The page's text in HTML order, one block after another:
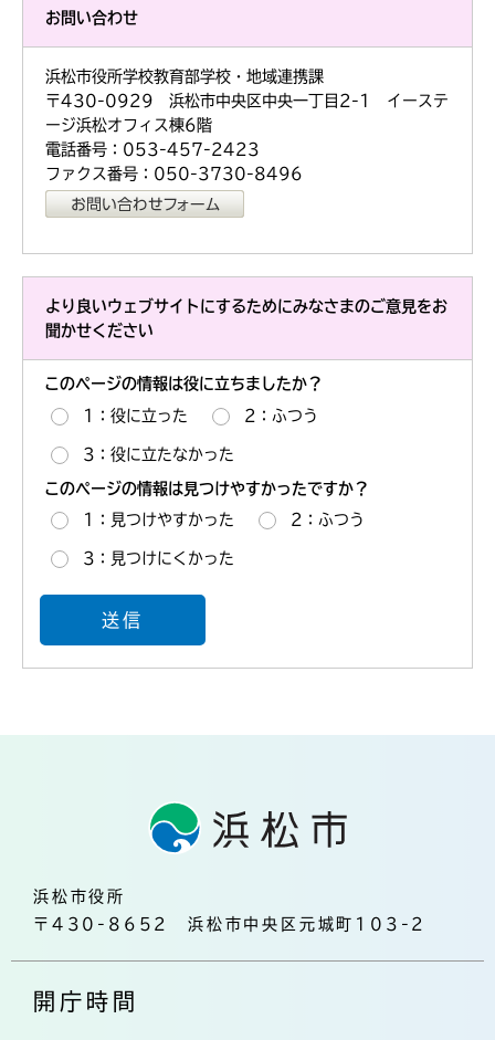
お問い合わせ
浜松市役所学校教育部学校・地域連携課
〒430-0929 浜松市中央区中央一丁目2-1 イーステ
ージ浜松オフィス棟6階
電話番号：053-457-2423
ファクス番号：050-3730-8496
より良いウェブサイトにするためにみなさまのご意見をお
聞かせください
このページの情報は役に立ちましたか？
1：役に立った 2：ふつう
3：役に立たなかった
このページの情報は見つけやすかったですか？
1：見つけやすかった 2：ふつう
3：見つけにくかった
浜松市役所
〒430-8652 浜松市中央区元城町103-2
開庁時間